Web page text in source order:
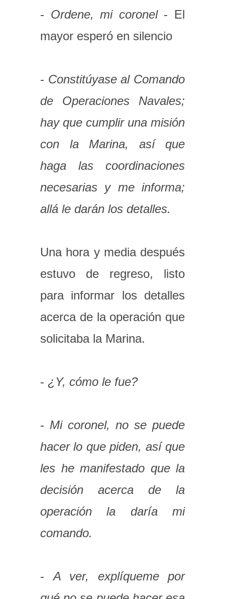
- Ordene, mi coronel- El
mayor esperó en silencio
- Constitúyase al Comando
de Operaciones Navales;
hay que cumplir una misión
con la Marina, así que
haga las coordinaciones
necesarias y me informa;
allá le darán los detalles.
Una hora y media después
estuvo de regreso, listo
para informar los detalles
acerca de la operación que
solicitaba la Marina.
- ¿Y, cómo le fue?
- Mi coronel, no se puede
hacer lo que piden, así que
les he manifestado que la
decisión acerca de la
operación la daría mi
comando.
-A ver, explíqueme por